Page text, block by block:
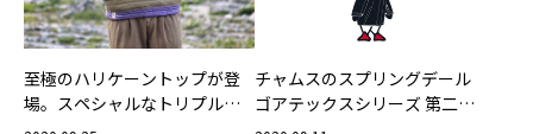
至極のハリケーントップが登
場。スペシャルなトリプルコ
ラボレーションが実現！
チャムスのスプリングデール
ゴアテックスシリーズ 第二
弾！9月18日(金)発売！